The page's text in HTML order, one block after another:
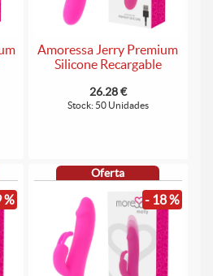
Amoressa Jerry Premium
Silicone Recargable
26.28 €
Stock: 50 Unidades
%
Oferta
- 18 %